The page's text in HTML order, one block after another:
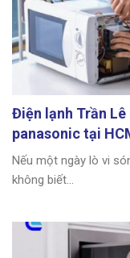
Điện lạnh Trần
panasonic tại
Nếu một ngày lò vi
không biết...